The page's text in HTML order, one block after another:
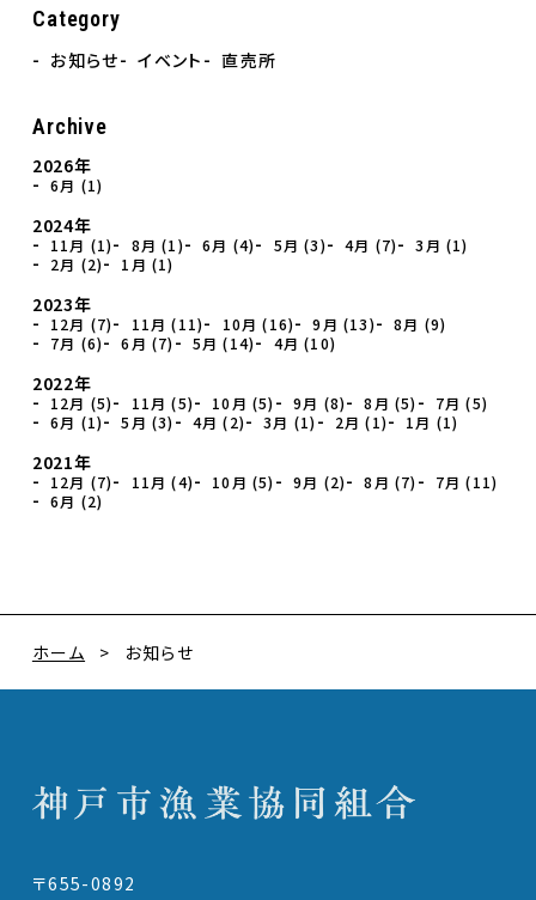
Category
お知らせ イベント 直売所
Archive
2026年
6月 (1)
2024年
11月 (1) 8月 (1) 6月 (4) 5月 (3) 4月 (7)
3月 (1)
2月 (2)
1月 (1)
2023年
12月 (7) 11月 (11) 10月 (16) 9月 (13)
8月 (9)
7月 (6)
6月 (7) 5月 (14) 4月 (10)
2022年
12月 (5) 11月 (5) 10月 (5) 9月 (8) 8月 (5)
7月 (5)
6月 (1)
5月 (3) 4月 (2) 3月 (1) 2月 (1) 1月 (1)
2021年
12月 (7) 11月 (4) 10月 (5) 9月 (2) 8月 (7)
7月 (11)
6月 (2)
ホーム お知らせ
〒655-0892